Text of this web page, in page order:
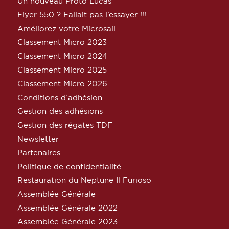
Flyer 550 ? Fallait pas l’essayer !!!
Améliorez votre Microsail
Classement Micro 2023
Classement Micro 2024
Classement Micro 2025
Classement Micro 2026
Conditions d’adhésion
Gestion des adhésions
Gestion des régates TDF
Newsletter
Partenaires
Politique de confidentialité
Restauration du Neptune Il Furioso
Assemblée Générale
Assemblée Générale 2022
Assemblée Générale 2023